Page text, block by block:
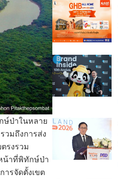
ษ์ป่าในหลาย
วมถึงการส่ง
รงรวม
น้าที่พิทักษ์ป่า
รจัดตั้งเขต